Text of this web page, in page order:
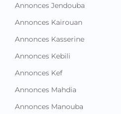
Annonces Jendouba
Annonces Kairouan
Annonces Kasserine
Annonces Kebili
Annonces Kef
Annonces Mahdia
Annonces Manouba